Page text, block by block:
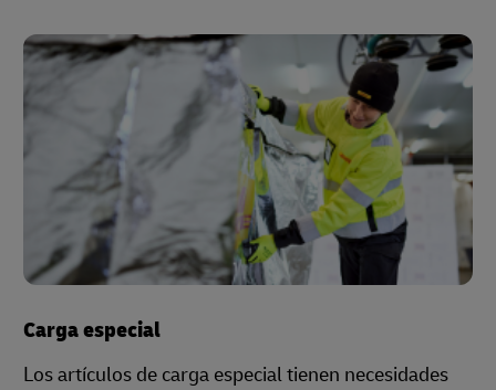
Carga especial
Los artículos de carga especial tienen necesidades